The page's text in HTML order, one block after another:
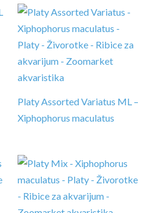
Platy Assorted Variatus ML –
Xiphophorus maculatus